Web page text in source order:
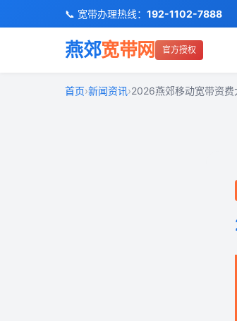
📞 宽带办理热线： 192-1102-7888
燕郊宽带网 官方授权
首页›新闻资讯›2026燕郊移动宽带资